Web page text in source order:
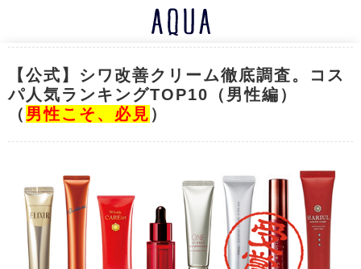
【公式】シワ改善クリーム徹底調査。コス
パ人気ランキングTOP10（男性編）
（ 男性こそ、必見 ）